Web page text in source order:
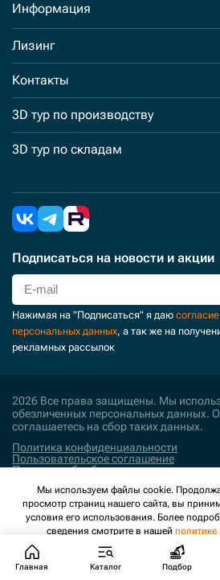
Информация
Лизинг
Контакты
3D тур по производству
3D тур по складам
Подписаться на новости и акции
Нажимая на "Подписаться" я даю согласие
персональных данных, а так же на
рекламных рассылок
2026 Все права защищены. Мы
обезличенных персональных данных.
соглашаетесь на сбор таких данных.
Политика конфиденциальности
Пользовательское соглашение
Политика обработки персональных
Поддержка и развитие
Главная Каталог Подбор
Мы используем файлы cookie.
просмотр страниц нашего сайта, вы
условия его использования. Более
сведения смотрите в нашей политике
конфиденциальности.